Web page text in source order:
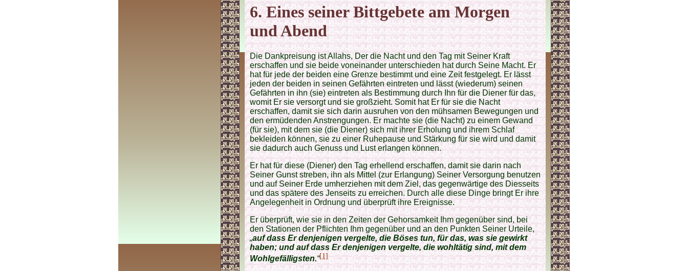
6. Eines seiner Bittgebete am Morgen
und Abend
Die Dankpreisung ist Allahs, Der die Nacht und den Tag mit Seiner Kraft
erschaffen und sie beide voneinander unterschieden hat durch Seine Macht. Er
hat für jede der beiden eine Grenze bestimmt und eine Zeit festgelegt. Er lässt
jeden der beiden in seinen Gefährten eintreten und lässt (wiederum) seinen
Gefährten in ihn (sie) eintreten als Bestimmung durch Ihn für die Diener für das,
womit Er sie versorgt und sie großzieht. Somit hat Er für sie die Nacht
erschaffen, damit sie sich darin ausruhen von den mühsamen Bewegungen und
den ermüdenden Anstrengungen. Er machte sie (die Nacht) zu einem Gewand
(für sie), mit dem sie (die Diener) sich mit ihrer Erholung und ihrem Schlaf
bekleiden können, sie zu einer Ruhepause und Stärkung für sie wird und damit
sie dadurch auch Genuss und Lust erlangen können.
Er hat für diese (Diener) den Tag erhellend erschaffen, damit sie darin nach
Seiner Gunst streben, ihn als Mittel (zur Erlangung) Seiner Versorgung benutzen
und auf Seiner Erde umherziehen mit dem Ziel, das gegenwärtige des Diesseits
und das spätere des Jenseits zu erreichen. Durch alle diese Dinge bringt Er ihre
Angelegenheit in Ordnung und überprüft ihre Ereignisse.
Er überprüft, wie sie in den Zeiten der Gehorsamkeit Ihm gegenüber sind, bei
den Stationen der Pflichten Ihm gegenüber und an den Punkten Seiner Urteile,
„auf dass Er denjenigen vergelte, die Böses tun, für das, was sie gewirkt
haben; und auf dass Er denjenigen vergelte, die wohltätig sind, mit dem
Wohlgefälligsten.“[1]